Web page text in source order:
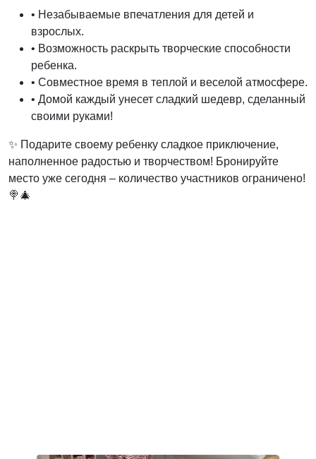
• Незабываемые впечатления для детей и
взрослых.
• Возможность раскрыть творческие способности
ребенка.
• Совместное время в теплой и веселой атмосфере.
• Домой каждый унесет сладкий шедевр, сделанный
своими руками!
✨ Подарите своему ребенку сладкое приключение,
наполненное радостью и творчеством! Бронируйте
место уже сегодня – количество участников ограничено!
🍭🎄